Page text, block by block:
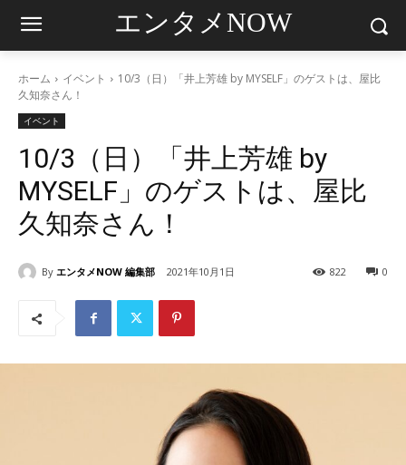
エンタメNOW
ホーム イベント
10/3（日）「井上芳雄 by MYSELF」のゲストは、屋比
久知奈さん！
イベント
10/3（日）「井上芳雄 by
MYSELF」のゲストは、屋比
久知奈さん！
By エンタメNOW 編集部 2021年10月1日 0
822